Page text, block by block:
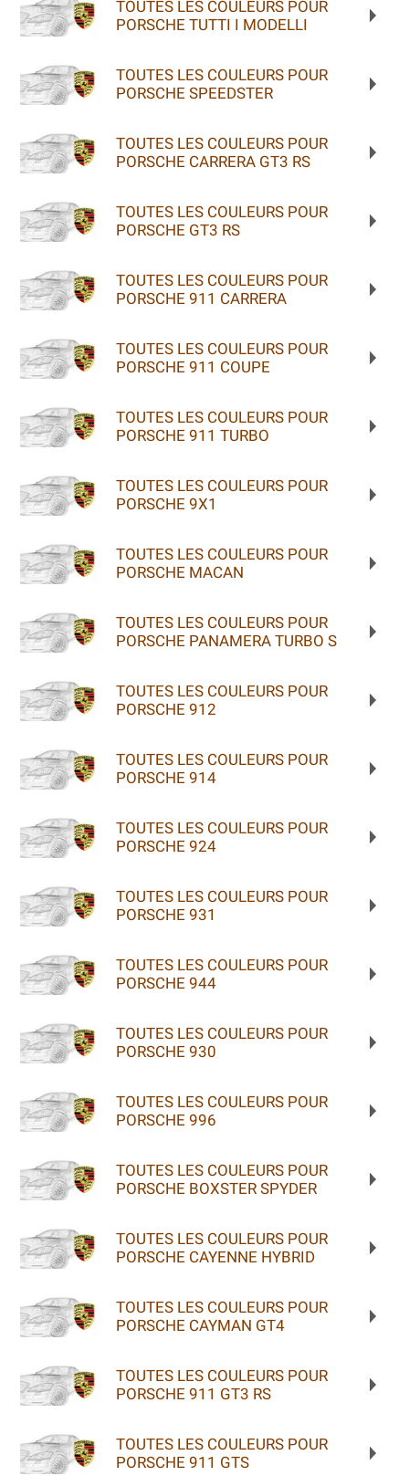
TOUTES LES COULEURS POUR
PORSCHE TUTTI I MODELLI
TOUTES LES COULEURS POUR
PORSCHE SPEEDSTER
TOUTES LES COULEURS POUR
PORSCHE CARRERA GT3 RS
TOUTES LES COULEURS POUR
PORSCHE GT3 RS
TOUTES LES COULEURS POUR
PORSCHE 911 CARRERA
TOUTES LES COULEURS POUR
PORSCHE 911 COUPE
TOUTES LES COULEURS POUR
PORSCHE 911 TURBO
TOUTES LES COULEURS POUR
PORSCHE 9X1
TOUTES LES COULEURS POUR
PORSCHE MACAN
TOUTES LES COULEURS POUR
PORSCHE PANAMERA TURBO S
TOUTES LES COULEURS POUR
PORSCHE 912
TOUTES LES COULEURS POUR
PORSCHE 914
TOUTES LES COULEURS POUR
PORSCHE 924
TOUTES LES COULEURS POUR
PORSCHE 931
TOUTES LES COULEURS POUR
PORSCHE 944
TOUTES LES COULEURS POUR
PORSCHE 930
TOUTES LES COULEURS POUR
PORSCHE 996
TOUTES LES COULEURS POUR
PORSCHE BOXSTER SPYDER
TOUTES LES COULEURS POUR
PORSCHE CAYENNE HYBRID
TOUTES LES COULEURS POUR
PORSCHE CAYMAN GT4
TOUTES LES COULEURS POUR
PORSCHE 911 GT3 RS
TOUTES LES COULEURS POUR
PORSCHE 911 GTS